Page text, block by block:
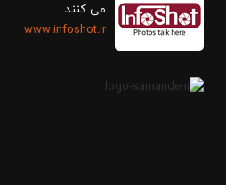
می کنند
www.infoshot.ir